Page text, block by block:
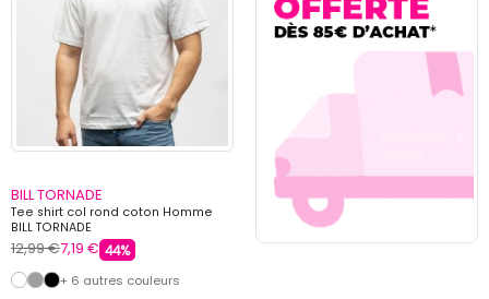
BILL TORNADE
Tee shirt col rond coton Homme
BILL TORNADE
12,99 €7,19 € 44%
+ 6 autres couleurs